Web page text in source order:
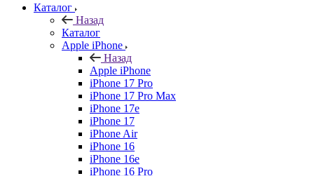
Каталог
Назад
Каталог
Apple iPhone
Назад
Apple iPhone
iPhone 17 Pro
iPhone 17 Pro Max
iPhone 17e
iPhone 17
iPhone Air
iPhone 16
iPhone 16e
iPhone 16 Pro